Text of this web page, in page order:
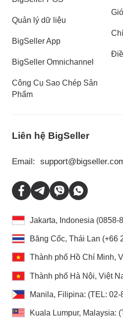
Quản lý dữ liệu
BigSeller App
BigSeller Omnichannel
Công Cụ Sao Chép Sản
Phẩm
Liên hệ BigSeller
Email:
Jakarta, Indonesia (0858-
Băng Cốc, Thái Lan (+66
Thành phố Hồ Chí Minh,
Thành phố Hà Nội, Việt
Manila, Filipina: (TEL: 02-
Kuala Lumpur, Malaysia: